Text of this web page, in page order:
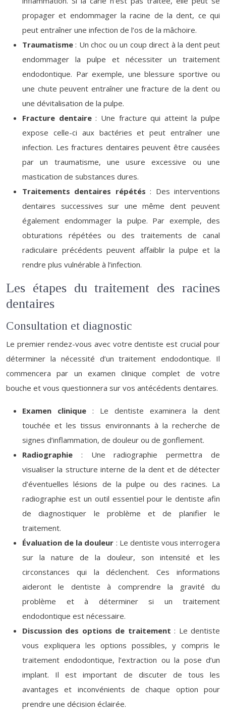
propager et endommager la racine de la dent, ce qui
peut entraîner une infection de l’os de la mâchoire.
Traumatisme: Un choc ou un coup direct à la dent peut
endommager la pulpe et nécessiter un traitement
endodontique. Par exemple, une blessure sportive ou
une chute peuvent entraîner une fracture de la dent ou
une dévitalisation de la pulpe.
Fracture dentaire: Une fracture qui atteint la pulpe
expose celle-ci aux bactéries et peut entraîner une
infection. Les fractures dentaires peuvent être causées
par un traumatisme, une usure excessive ou une
mastication de substances dures.
Traitements dentaires répétés: Des interventions
dentaires successives sur une même dent peuvent
également endommager la pulpe. Par exemple, des
obturations répétées ou des traitements de canal
radiculaire précédents peuvent affaiblir la pulpe et la
rendre plus vulnérable à l’infection.
Les étapes du traitement des racines
dentaires
Consultation et diagnostic
Le premier rendez-vous avec votre dentiste est crucial pour
déterminer la nécessité d’un traitement endodontique. Il
commencera par un examen clinique complet de votre
bouche et vous questionnera sur vos antécédents dentaires.
Examen clinique : Le dentiste examinera la dent
touchée et les tissus environnants à la recherche de
signes d’inflammation, de douleur ou de gonflement.
Radiographie : Une radiographie permettra de
visualiser la structure interne de la dent et de détecter
d’éventuelles lésions de la pulpe ou des racines. La
radiographie est un outil essentiel pour le dentiste afin
de diagnostiquer le problème et de planifier le
traitement.
Évaluation de la douleur : Le dentiste vous interrogera
sur la nature de la douleur, son intensité et les
circonstances qui la déclenchent. Ces informations
aideront le dentiste à comprendre la gravité du
problème et à déterminer si un traitement
endodontique est nécessaire.
Discussion des options de traitement: Le dentiste
vous expliquera les options possibles, y compris le
traitement endodontique, l’extraction ou la pose d’un
implant. Il est important de discuter de tous les
avantages et inconvénients de chaque option pour
prendre une décision éclairée.